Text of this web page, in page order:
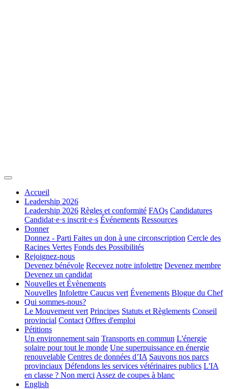
Accueil
Leadership 2026
Leadership 2026 Règles et conformité FAQs Candidatures
Candidat·e·s inscrit·e·s Événements Ressources
Donner
Donnez - Parti Faites un don à une circonscription Cercle des
Racines Vertes Fonds des Possibilités
Rejoignez-nous
Devenez bénévole Recevez notre infolettre Devenez membre
Devenez un candidat
Nouvelles et Évènements
Nouvelles Infolettre Caucus vert Évenements Blogue du Chef
Qui sommes-nous?
Le Mouvement vert Principes Statuts et Règlements Conseil
provincial Contact Offres d'emploi
Pétitions
Un environnement sain Transports en commun L'énergie
solaire pour tout le monde Une superpuissance en énergie
renouvelable Centres de données d’IA Sauvons nos parcs
provinciaux Défendons les services vétérinaires publics L'IA
en classe ? Non merci Assez de coupes à blanc
English